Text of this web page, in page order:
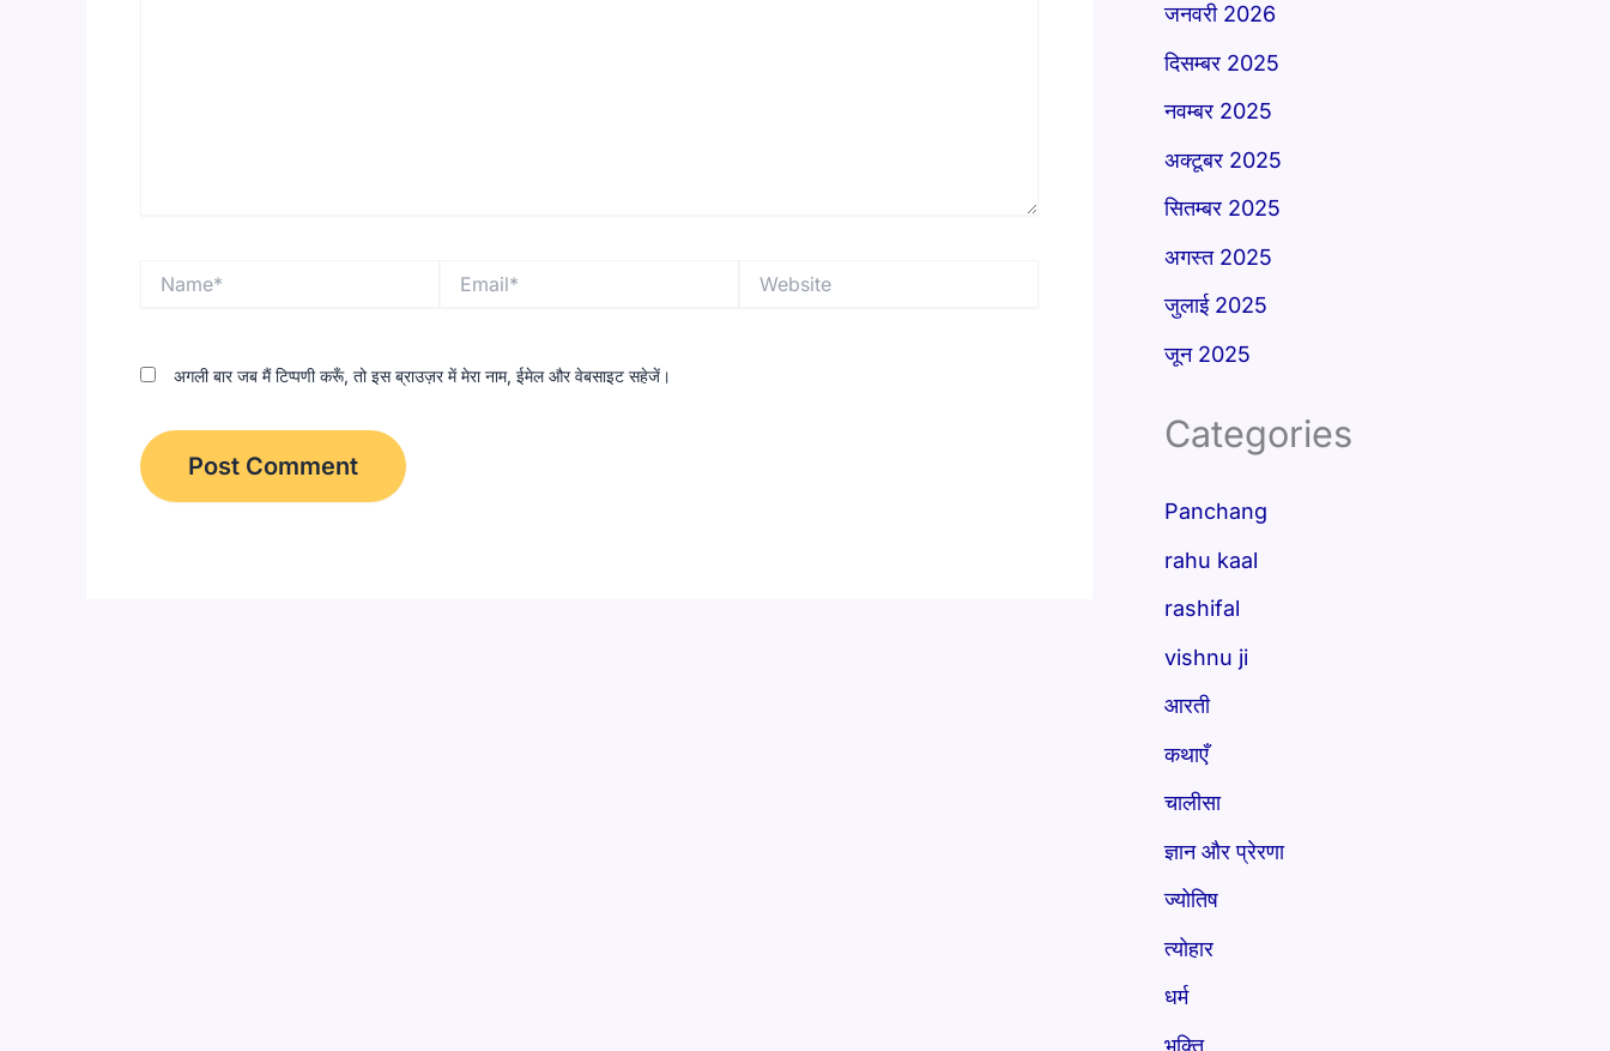
अगली बार जब मैं टिप्पणी करूँ, तो इस ब्राउज़र में मेरा नाम, ईमेल और वेबसाइट सहेजें।
जनवरी 2026
दिसम्बर 2025
नवम्बर 2025
अक्टूबर 2025
सितम्बर 2025
अगस्त 2025
जुलाई 2025
जून 2025
Categories
Panchang
rahu kaal
rashifal
vishnu ji
आरती
कथाएँ
चालीसा
ज्ञान और प्रेरणा
ज्योतिष
त्योहार
धर्म
भक्ति